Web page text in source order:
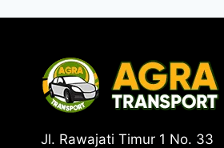
Jl. Rawajati Timur 1 No. 33